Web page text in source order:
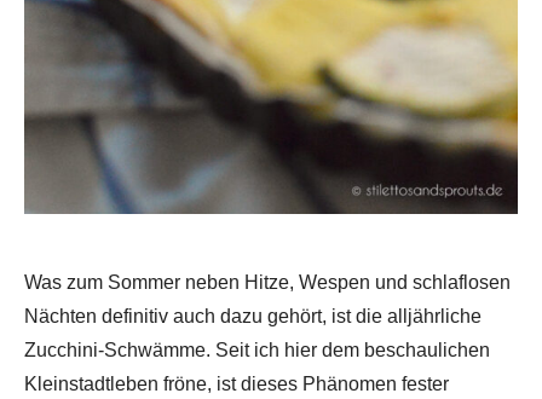
Was zum Sommer neben Hitze, Wespen und schlaflosen
Nächten definitiv auch dazu gehört, ist die alljährliche
Zucchini-Schwämme. Seit ich hier dem beschaulichen
Kleinstadtleben fröne, ist dieses Phänomen fester